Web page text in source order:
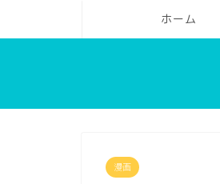
ホーム
漫画